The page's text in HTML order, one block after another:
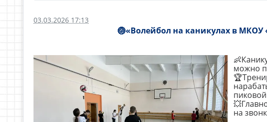
03.03.2026 17:13
🏐«Волейбол на каникулах в МКОУ
можно
на